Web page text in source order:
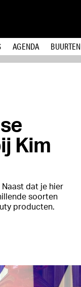
AGENDA BUURTEN
Kim
dat je hier
soorten
producten.